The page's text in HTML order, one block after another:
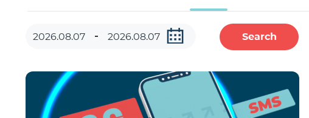
Search